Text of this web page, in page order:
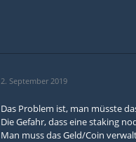
2. September 2019
Das Problem ist, man müsste
Die Gefahr, dass eine staking
Man muss das Geld/Coin